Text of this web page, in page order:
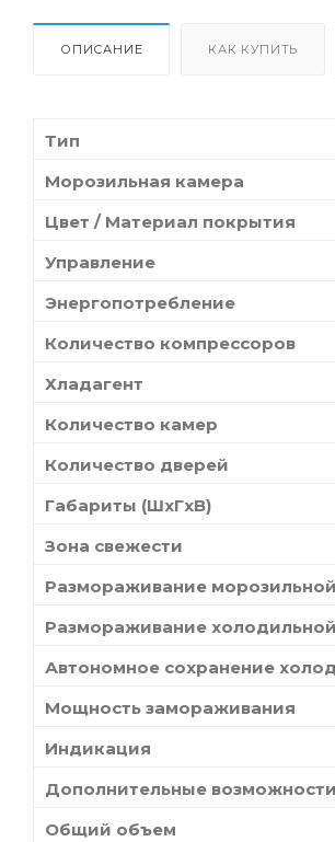
ОПИСАНИЕ КАК КУПИТЬ
Тип
Морозильная камера
Цвет / Материал покрытия
Управление
Энергопотребление
Количество компрессоров
Хладагент
Количество камер
Количество дверей
Габариты (ШxГxВ)
Зона свежести
Размораживание
Размораживание
Автономное сохранение
Мощность замораживания
Индикация
Дополнительные возможности
Общий объем